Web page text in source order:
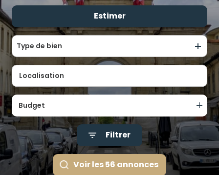
ALERTE
ÉQUIPE
CONTACT
De l'immo pro
Estimer
Type de bien
Budget
Filtrer
Voir les56 annonces